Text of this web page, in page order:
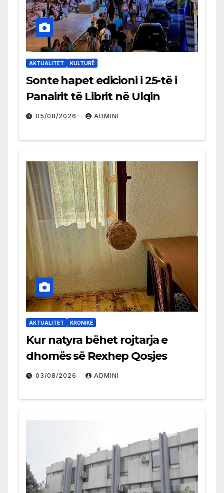
AKTUALITET KULTURË
Sonte hapet edicioni i 25-të i
Panairit të Librit në Ulqin
05/08/2026 ADMINI
AKTUALITET KRONIKË
Kur natyra bëhet rojtarja e
dhomës së Rexhep Qosjes
03/08/2026 ADMINI